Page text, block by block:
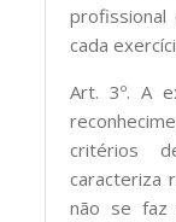
cada
Art. 3º. A
critérios
caracteriza
não se faz